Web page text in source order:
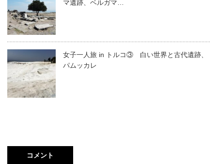
マ遺跡、ベルガマ…
女子一人旅 in トルコ③ 白い世界と古代遺跡、
パムッカレ
コメント